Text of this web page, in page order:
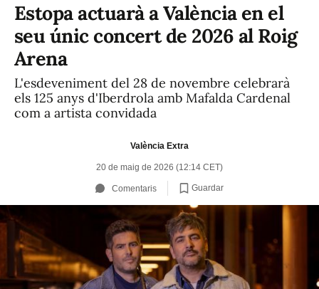
Estopa actuarà a València en el
seu únic concert de 2026 al Roig
Arena
L'esdeveniment del 28 de novembre celebrarà
els 125 anys d'Iberdrola amb Mafalda Cardenal
com a artista convidada
València Extra
20 de maig de 2026 (12:14 CET)
Comentaris Guardar